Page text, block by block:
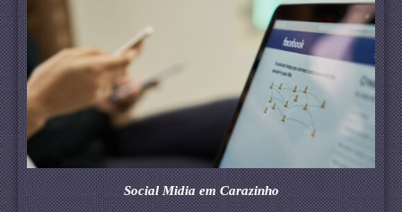
Social Midia em Carazinho